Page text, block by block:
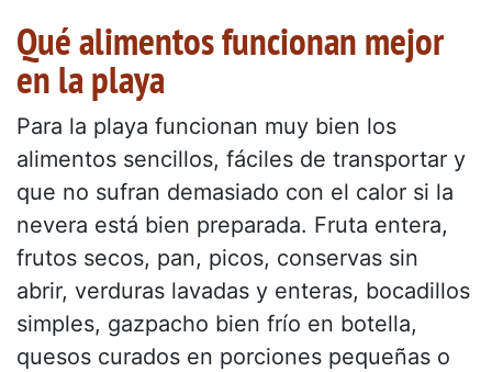
Qué alimentos funcionan mejor
en la playa
Para la playa funcionan muy bien los
alimentos sencillos, fáciles de transportar y
que no sufran demasiado con el calor si la
nevera está bien preparada. Fruta entera,
frutos secos, pan, picos, conservas sin
abrir, verduras lavadas y enteras, bocadillos
simples, gazpacho bien frío en botella,
quesos curados en porciones pequeñas o